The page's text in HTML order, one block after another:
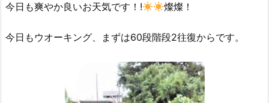
今日も爽やか良いお天気です！! 燦燦！
今日もウオーキング、まずは60段階段2往復からです。